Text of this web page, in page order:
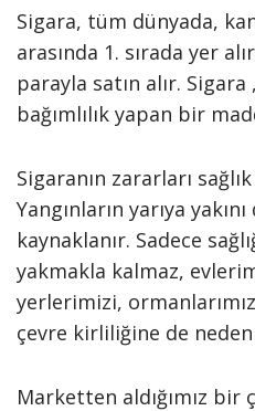
Sigara, tüm dünyada,
arasında 1. sırada yer
parayla satın alır.
bağımlılık yapan bir
Sigaranın zararları
Yangınların yarıya
kaynaklanır. Sadece
yakmakla kalmaz,
yerlerimizi,
çevre kirliliğine de
Marketten aldığımız